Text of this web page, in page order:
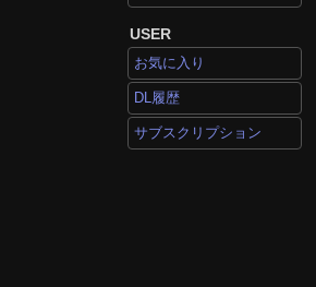
USER
お気に入り
DL履歴
サブスクリプション